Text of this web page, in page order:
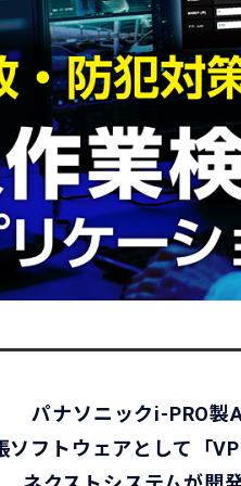
パナソニックi-PRO製
ソフトウェアとして「